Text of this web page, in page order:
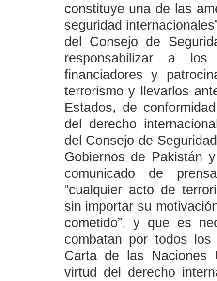
constituye una de las
seguridad
del Consejo de
responsabilizar a los
financiadores y
terrorismo y llevarlos
Estados, de
del derecho
del Consejo de
Gobiernos de Pakistán
comunicado de
“cualquier acto de
sin importar su
cometido”, y que es
combatan por todos
Carta de las Naciones
virtud del derecho